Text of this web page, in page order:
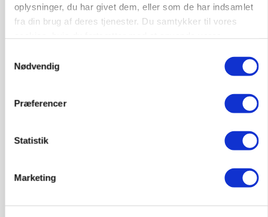
oplysninger, du har givet dem, eller som de har indsamlet
fra din brug af deres tjenester. Du samtykker til vores
Nødvendig
Præferencer
Statistik
Marketing
Leder til klimastald
Klimastald
9670, Løgstør 03. aug.